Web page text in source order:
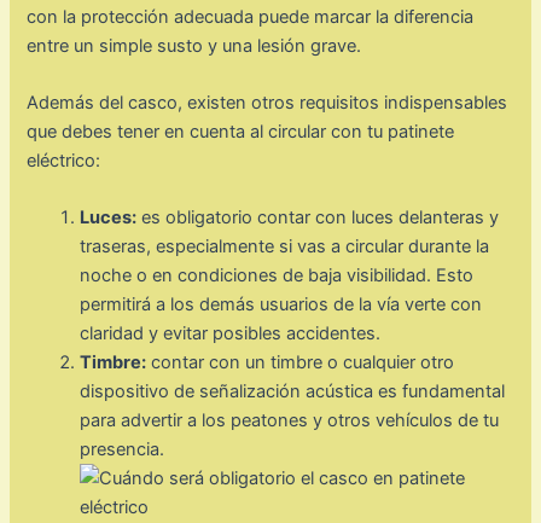
con la protección adecuada puede marcar la diferencia
entre un simple susto y una lesión grave.
Además del casco, existen otros requisitos indispensables
que debes tener en cuenta al circular con tu patinete
eléctrico:
Luces: es obligatorio contar con luces delanteras y
traseras, especialmente si vas a circular durante la
noche o en condiciones de baja visibilidad. Esto
permitirá a los demás usuarios de la vía verte con
claridad y evitar posibles accidentes.
Timbre: contar con un timbre o cualquier otro
dispositivo de señalización acústica es fundamental
para advertir a los peatones y otros vehículos de tu
presencia.